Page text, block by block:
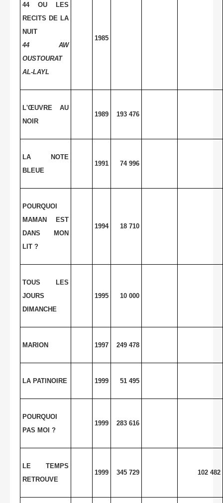
44 OU LES
RECITS DE LA
NUIT
44 AW
OUSTOURAT
AL-LAYL
1985
L'ŒUVRE AU
NOIR
1989 193 476
LA NOTE
BLEUE
1991 74 996
POURQUOI
MAMAN EST
DANS MON
LIT ?
1994 18 710
TOUS LES
JOURS
DIMANCHE
1995 10 000
MARION 1997 249 478
LA PATINOIRE 1999 51 495
POURQUOI
PAS MOI ?
1999 283 616
LE TEMPS
RETROUVE
1999 345 729 102 482